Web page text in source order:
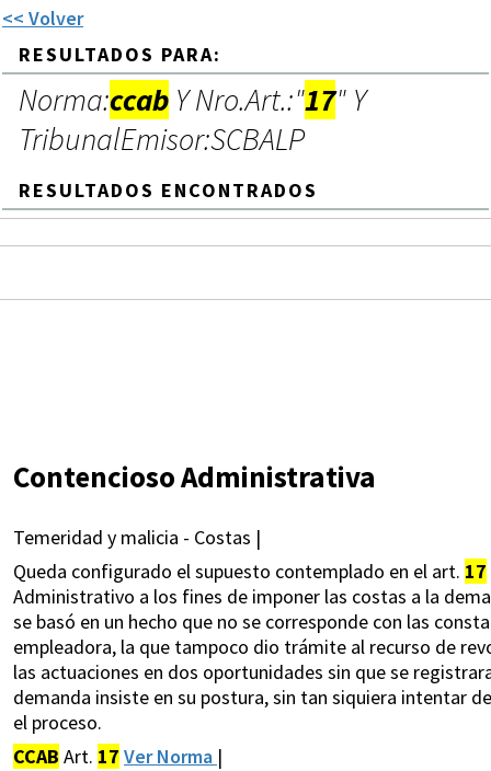
<< Volver
RESULTADOS PARA:
Norma:ccab Y Nro.Art.:"17" Y
TribunalEmisor:SCBALP
RESULTADOS ENCONTRADOS
Contencioso Administrativa
Temeridad y malicia - Costas |
Queda configurado el supuesto contemplado en el art. 17
Administrativo a los fines de imponer las costas a la
se basó en un hecho que no se corresponde con las
empleadora, la que tampoco dio trámite al recurso de
las actuaciones en dos oportunidades sin que se
demanda insiste en su postura, sin tan siquiera intentar
el proceso.
CCAB Art. 17 Ver Norma |